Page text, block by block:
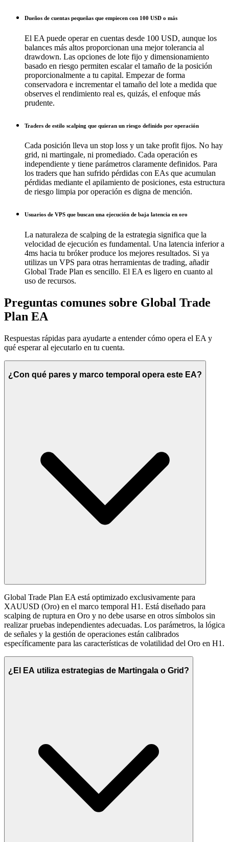
Dueños de cuentas pequeñas que empiecen con 100 USD o más
El EA puede operar en cuentas desde 100 USD, aunque los
balances más altos proporcionan una mejor tolerancia al
drawdown. Las opciones de lote fijo y dimensionamiento
basado en riesgo permiten escalar el tamaño de la posición
proporcionalmente a tu capital. Empezar de forma
conservadora e incrementar el tamaño del lote a medida que
observes el rendimiento real es, quizás, el enfoque más
prudente.
Traders de estilo scalping que quieran un riesgo definido por operación
Cada posición lleva un stop loss y un take profit fijos. No hay
grid, ni martingale, ni promediado. Cada operación es
independiente y tiene parámetros claramente definidos. Para
los traders que han sufrido pérdidas con EAs que acumulan
pérdidas mediante el apilamiento de posiciones, esta estructura
de riesgo limpia por operación es digna de mención.
Usuarios de VPS que buscan una ejecución de baja latencia en oro
La naturaleza de scalping de la estrategia significa que la
velocidad de ejecución es fundamental. Una latencia inferior a
4ms hacia tu bróker produce los mejores resultados. Si ya
utilizas un VPS para otras herramientas de trading, añadir
Global Trade Plan es sencillo. El EA es ligero en cuanto al
uso de recursos.
Preguntas comunes sobre Global Trade
Plan EA
Respuestas rápidas para ayudarte a entender cómo opera el EA y
qué esperar al ejecutarlo en tu cuenta.
¿Con qué pares y marco temporal opera este EA?
Global Trade Plan EA está optimizado exclusivamente para
XAUUSD (Oro) en el marco temporal H1. Está diseñado para
scalping de ruptura en Oro y no debe usarse en otros símbolos sin
realizar pruebas independientes adecuadas. Los parámetros, la lógica
de señales y la gestión de operaciones están calibrados
específicamente para las características de volatilidad del Oro en H1.
¿El EA utiliza estrategias de Martingala o Grid?